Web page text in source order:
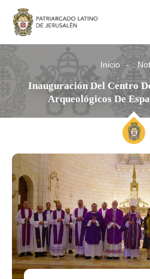
Inicio
Inauguración Del Centro
Arqueológicos De